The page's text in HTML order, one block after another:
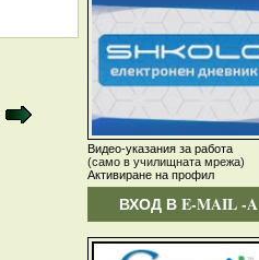
Видео-указания за работа
(само в училищната мрежа)
Активиране на профил
ВХОД В E-MAIL -A